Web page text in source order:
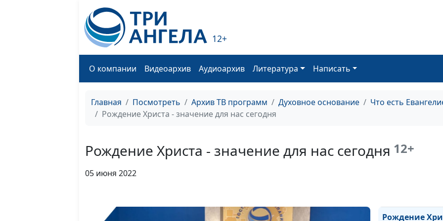
12+
О компании Видеоархив Аудиоархив Литература Написать
Главная Посмотреть Архив ТВ программ Духовное основание
Что есть
Рождение Христа - значение для нас сегодня
Рождение Христа - значение для нас сегодня 12+
05 июня 2022
свое
В каком
Рождение